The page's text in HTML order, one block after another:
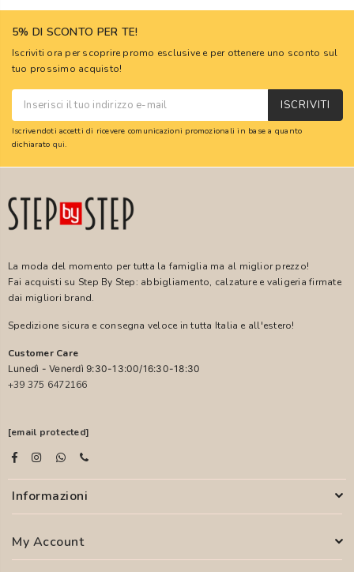
5% DI SCONTO PER TE!
Iscriviti ora per scoprire promo esclusive e per ottenere uno sconto sul
tuo prossimo acquisto!
ISCRIVITI
Iscrivendoti accetti di ricevere comunicazioni promozionali in base a quanto
dichiarato qui.
La moda del momento per tutta la famiglia ma al miglior prezzo!
Fai acquisti su Step By Step: abbigliamento, calzature e valigeria firmate
dai migliori brand.
Spedizione sicura e consegna veloce in tutta Italia e all'estero!
Customer Care
Lunedì - Venerdì 9:30-13:00/16:30-18:30
+39 375 6472166
[email protected]
Informazioni
My Account